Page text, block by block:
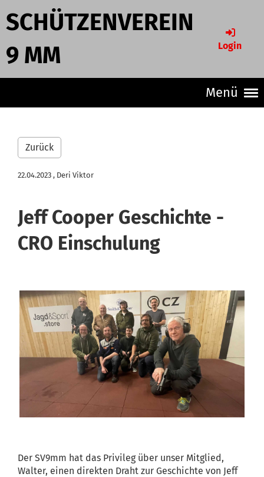
SCHÜTZENVEREIN
9 MM
Login
Menü
Zurück
22.04.2023 , Deri Viktor
Jeff Cooper Geschichte -
CRO Einschulung
Der SV9mm hat das Privileg über unser Mitglied,
Walter, einen direkten Draht zur Geschichte von Jeff